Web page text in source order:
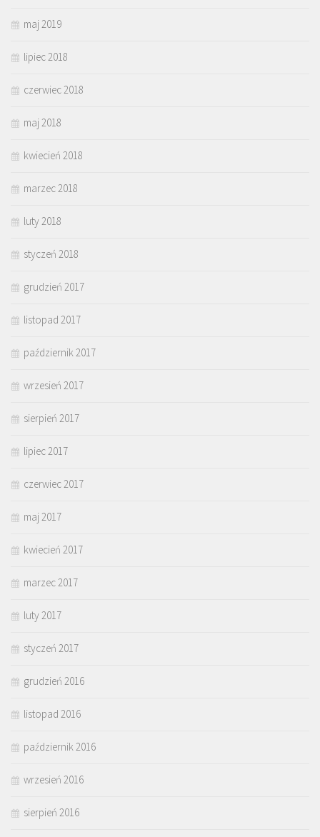
maj 2019
lipiec 2018
czerwiec 2018
maj 2018
kwiecień 2018
marzec 2018
luty 2018
styczeń 2018
grudzień 2017
listopad 2017
październik 2017
wrzesień 2017
sierpień 2017
lipiec 2017
czerwiec 2017
maj 2017
kwiecień 2017
marzec 2017
luty 2017
styczeń 2017
grudzień 2016
listopad 2016
październik 2016
wrzesień 2016
sierpień 2016